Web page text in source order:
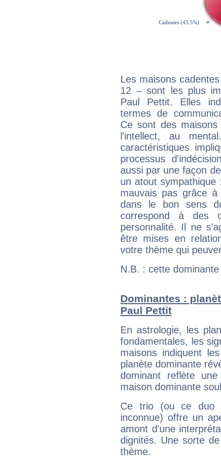
Les maisons
12 – sont les plus
Paul Pettit. Elles
termes de
Ce sont des
l'intellect, au
caractéristiques
processus
aussi par une façon
un atout
mauvais pas grâce
dans le bon sens
correspond à des
personnalité. Il ne
être mises en
votre thème qui
N.B. : cette
Dominantes :
Paul Pettit
En astrologie, les
fondamentales, les
maisons indiquent
planète dominante
dominant reflète
maison dominante
Ce trio (ou ce duo
inconnue) offre un
amont d'une
dignités. Une sorte
thème.